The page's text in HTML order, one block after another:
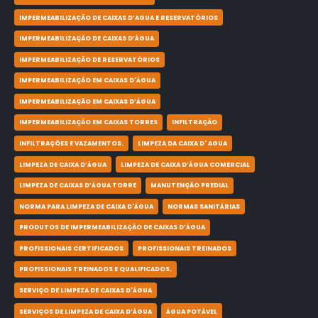
IMPERMEABILIZAÇÃO DE CAIXAS D’AGUA E RESERVATÓRIOS
IMPERMEABILIZAÇÃO DE CAIXAS D’ÁGUA
IMPERMEABILIZAÇÃO DE RESERVATÓRIOS
IMPERMEABILIZAÇÃO EM CAIXAS D'ÁGUA
IMPERMEABILIZAÇÃO EM CAIXAS D’ÁGUA
IMPERMEABILIZAÇÃO EM CAIXAS TORRES INFILTRAÇÃO
INFILTRAÇÕES E VAZAMENTOS. LIMPEZA DA CAIXA D' AGUA
LIMPEZA DE CAIXA D’ÁGUA LIMPEZA DE CAIXA D’ÁGUA COMERCIAL
LIMPEZA DE CAIXAS D’ÁGUA TORRE MANUTENÇÃO PREDIAL
NORMA PARA LIMPEZA DE CAIXA D'ÁGUA NORMAS SANITÁRIAS
PRODUTOS DE IMPERMEABILIZAÇÃO DE CAIXAS D’ÁGUA
PROFISSIONAIS CERTIFICADOS PROFISSIONAIS TREINADOS
PROFISSIONAIS TREINADOS E QUALIFICADOS.
SERVIÇO DE LIMPEZA DE CAIXAS D'ÁGUA
SERVIÇOS DE LIMPEZA DE CAIXA D’ÁGUA ÁGUA POTÁVEL